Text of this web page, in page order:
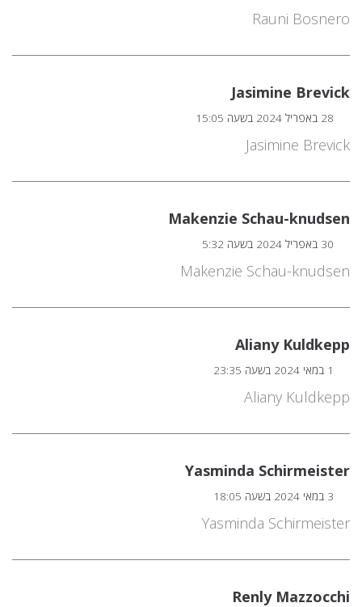
Rauni Bosnero
Jasimine Brevick
28 באפריל 2024 בשעה 15:05
Jasimine Brevick
Makenzie Schau-knudsen
30 באפריל 2024 בשעה 5:32
Makenzie Schau-knudsen
Aliany Kuldkepp
1 במאי 2024 בשעה 23:35
Aliany Kuldkepp
Yasminda Schirmeister
3 במאי 2024 בשעה 18:05
Yasminda Schirmeister
Renly Mazzocchi